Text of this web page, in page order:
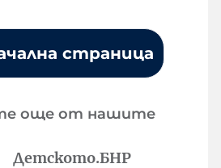
страница
още от нашите
Детското.БНР